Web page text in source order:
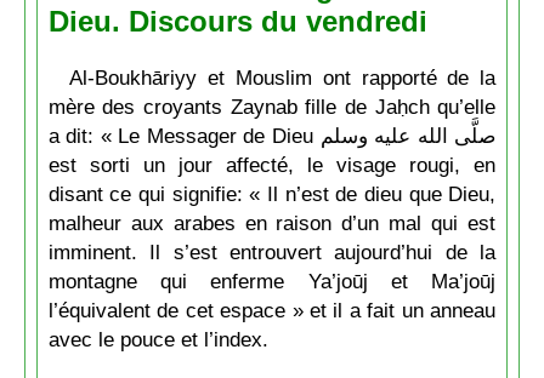
Dieu. Discours du vendredi
Al-Boukhāriyy et Mouslim ont rapporté de la
mère des croyants Zaynab fille de Jaḥch qu’elle
a dit: « Le Messager de Dieu صلَّى الله عليه وسلم
est sorti un jour affecté, le visage rougi, en
disant ce qui signifie: « Il n’est de dieu que Dieu,
malheur aux arabes en raison d’un mal qui est
imminent. Il s’est entrouvert aujourd’hui de la
montagne qui enferme Ya’joūj et Ma’joūj
l’équivalent de cet espace » et il a fait un anneau
avec le pouce et l’index.